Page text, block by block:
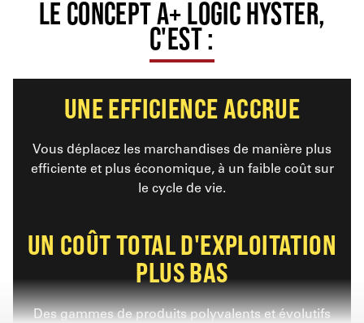
LE CONCEPT A+ LOGIC HYSTER,
C'EST :
UNE EFFICIENCE ACCRUE
Vous déplacez les marchandises de manière plus
efficiente et plus économique, à un faible coût sur
le cycle de vie.
UN COÛT TOTAL D'EXPLOITATION
PLUS BAS
Des gammes de produits polyvalents et évolutifs